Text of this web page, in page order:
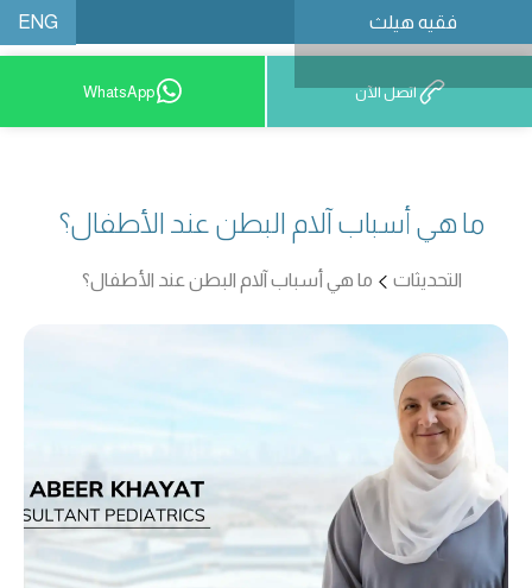
فقيه هيلث ENG
احجز موعدًا اتصل الآن WhatsApp
ما هي أسباب آلام البطن عند الأطفال؟
التحديثات ما هي أسباب آلام البطن عند الأطفال؟